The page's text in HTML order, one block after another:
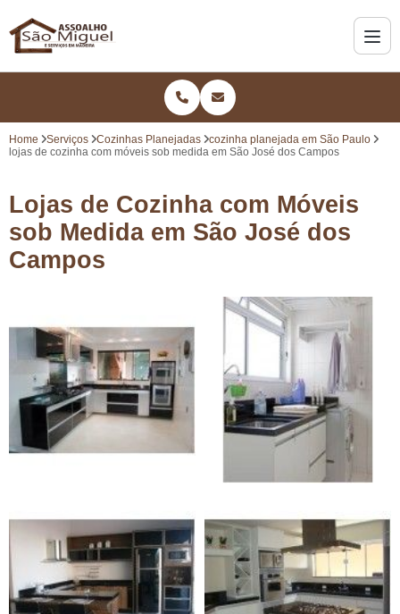
Home Serviços Cozinhas Planejadas
cozinha planejada em São Paulo
lojas de cozinha com móveis sob medida em São José dos Campos
Lojas de Cozinha com Móveis
sob Medida em São José dos
Campos